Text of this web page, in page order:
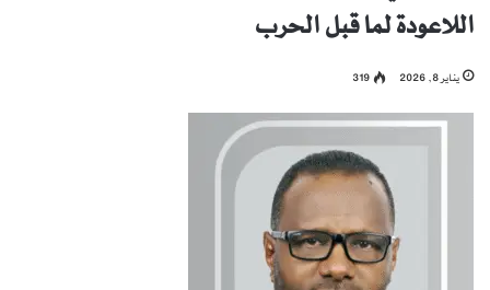
اللاعودة لما قبل الحرب
يناير 8, 2026 319